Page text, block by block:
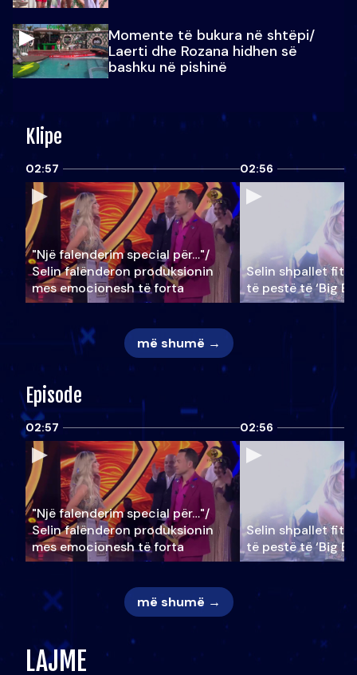
Momente të bukura në shtëpi/
Laerti dhe Rozana hidhen së
bashku në pishinë
Klipe
02:57
"Një falenderim special për…"/
Selin falënderon produksionin
mes emocionesh të forta
02:56
Selin shpallet
të pestë të ‘Big
më shumë →
Episode
02:57
"Një falenderim special për…"/
Selin falënderon produksionin
mes emocionesh të forta
02:56
Selin shpallet
të pestë të ‘Big
më shumë →
LAJME